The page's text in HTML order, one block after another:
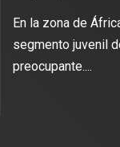
En la zona de
segmento juvenil
preocupante....